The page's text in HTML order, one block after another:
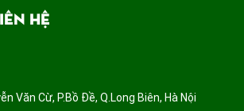
HỆ
Văn Cừ, P.Bồ Đề, Q.Long Biên, Hà Nội